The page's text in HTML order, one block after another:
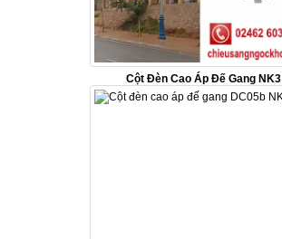
Cột Đèn Cao Áp Đế Gang NK3